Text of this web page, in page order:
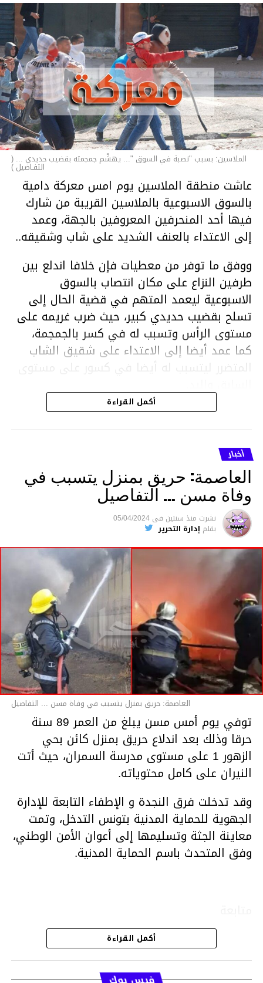
الملاسين: بسبب "نصبة في السوق "... يهشّم جمجمته بقضيب حديدي ... (
التفـاصيل )
عاشت منطقة الملاسين يوم امس معركة دامية
بالسوق الاسبوعية بالملاسين القريبة من شارك
فيها أحد المنحرفين المعروفين بالجهة، وعمد
إلى الاعتداء بالعنف الشديد على شاب وشقيقه..
ووفق ما توفر من معطيات فإن خلافا اندلع بين
طرفين النزاع على مكان انتصاب بالسوق
الاسبوعية ليعمد المتهم في قضية الحال إلى
تسلح بقضيب حديدي كبير، حيث ضرب غريمه على
مستوى الرأس وتسبب له في كسر بالجمجمة،
كما عمد أيضا إلى الاعتداء على شقيق الشاب
المتضرر ليتسبب له أيضا في كسور على مستوى
هذا وقد تمكن أعوان مركز الأمن الوطني بحي
هلال في توقيت قياسي من محاصرة المشتبه به
والقبض عليه وإحالته على التحقيق في خصوص
ما نُسبه إليه.
متابعة
قسم الاخبار
أكمل القراءة
أخبار
العاصمة: حريق بمنزل يتسبب في
وفاة مسن … التفاصيل
نشرت منذ سنتين فى 05/04/2024
بقلم إدارة التحرير
العاصمة: حريق بمنزل يتسبب في وفاة مسن ... التفاصيل
توفي يوم أمس مسن يبلغ من العمر 89 سنة
حرقا وذلك بعد اندلاع حريق بمنزل كائن بحي
الزهور 1 على مستوى مدرسة السمران، حيث أتت
النيران على كامل محتوياته.
وقد تدخلت فرق النجدة و الإطفاء التابعة للإدارة
الجهوية للحماية المدنية بتونس التدخل، وتمت
معاينة الجثة وتسليمها إلى أعوان الأمن الوطني،
وفق المتحدث باسم الحماية المدنية.
قسم الاخبار
أكمل القراءة